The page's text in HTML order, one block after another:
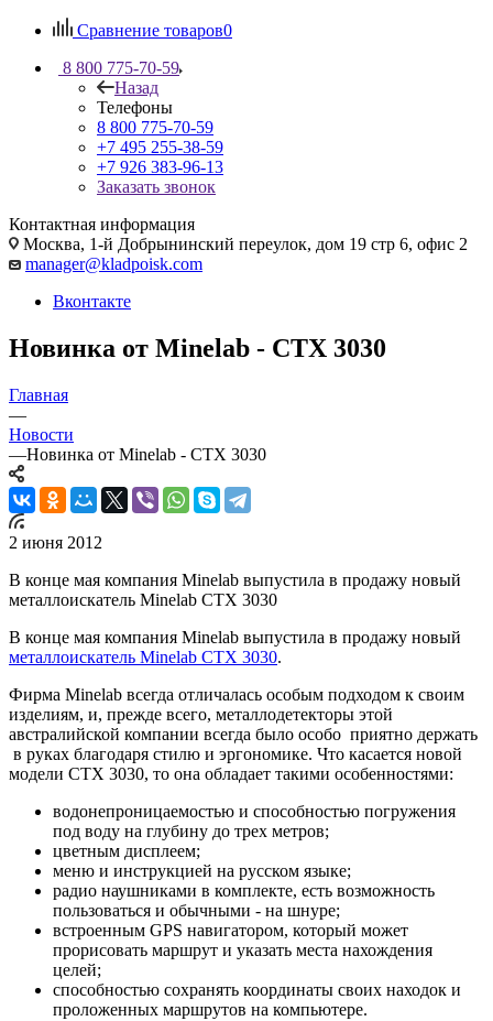
Сравнение товаров0
8 800 775-70-59
Назад
Телефоны
8 800 775-70-59
+7 495 255-38-59
+7 926 383-96-13
Заказать звонок
Контактная информация
Москва, 1-й Добрынинский переулок, дом 19 стр 6, офис 2
manager@kladpoisk.com
Вконтакте
Новинка от Minelab - CTX 3030
Главная
—
Новости
—Новинка от Minelab - CTX 3030
2 июня 2012
В конце мая компания Minelab выпустила в продажу новый
металлоискатель Minelab CTX 3030
В конце мая компания Minelab выпустила в продажу новый
металлоискатель Minelab CTX 3030.
Фирма Minelab всегда отличалась особым подходом к своим
изделиям, и, прежде всего, металлодетекторы этой
австралийской компании всегда было особо приятно держать
в руках благодаря стилю и эргономике. Что касается новой
модели CTX 3030, то она обладает такими особенностями:
водонепроницаемостью и способностью погружения
под воду на глубину до трех метров;
цветным дисплеем;
меню и инструкцией на русском языке;
радио наушниками в комплекте, есть возможность
пользоваться и обычными - на шнуре;
встроенным GPS навигатором, который может
прорисовать маршрут и указать места нахождения
целей;
способностью сохранять координаты своих находок и
проложенных маршрутов на компьютере.